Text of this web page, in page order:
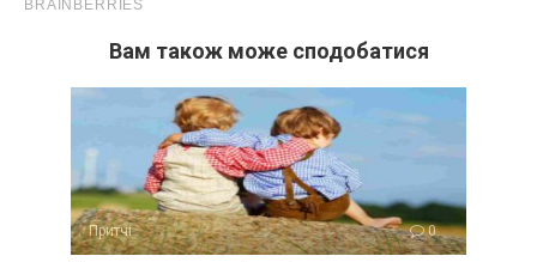
Вам також може сподобатися
Притчі 0